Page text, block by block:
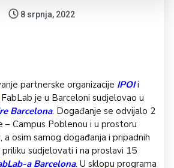
8 srpnja, 2022
partnerske organizacije IPOIi
FabLab je u Barceloni sudjelovao u
Barcelona. Događanje se odvijalo 2
– Campus Poblenou i u prostoru
a osim samog događanja i pripadnih
sudjelovati i na proslavi 15
a Barcelona. U sklopu programa